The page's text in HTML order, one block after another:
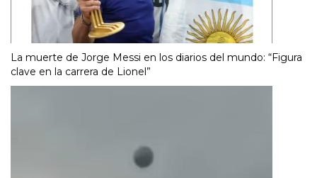
La muerte de Jorge Messi en los diarios del mundo: “Figura
clave en la carrera de Lionel”